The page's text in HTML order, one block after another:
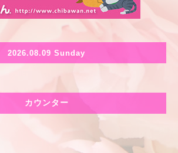
2026.08.09 Sunday
カウンター